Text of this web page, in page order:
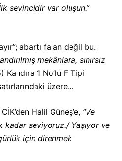
sevincidir var oluşun.”
abartı falan değil bu.
mekânlara, sınırsız
Kandıra 1 No’lu F Tipi
üzere…
Halil Güneş’e, “Ve
kadar seviyoruz./ Yaşıyor ve
için direnmek